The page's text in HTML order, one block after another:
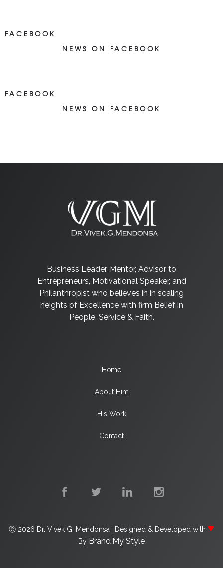
FACEBOOK
NEWS ON FACEBOOK
FACEBOOK
NEWS ON FACEBOOK
Business Leader, Mentor, Advisor to
Entrepreneurs, Motivational Speaker, and
Philanthropist who believes in in scaling
heights of Excellence with firm Belief in
People, Service & Faith.
Home
About Him
His Work
Contact
Ⓒ 2026 Dr. Vivek G. Mendonsa | Designed & Developed with ♥
By Brand My Style